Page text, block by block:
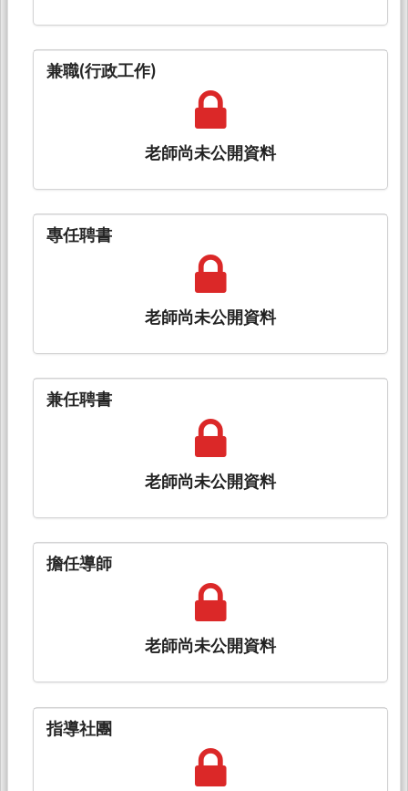
兼職(行政工作)
老師尚未公開資料
專任聘書
老師尚未公開資料
兼任聘書
老師尚未公開資料
擔任導師
老師尚未公開資料
指導社團